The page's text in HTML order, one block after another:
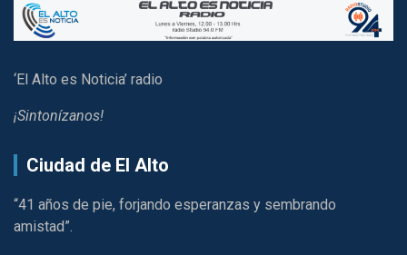
‘El Alto es Noticia’ radio
¡Sintonízanos!
Ciudad de El Alto
“41 años de pie, forjando esperanzas y sembrando
amistad”.